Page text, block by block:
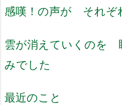
感嘆！の声が それぞ
雲が消えていくのを
みでした
最近のこと